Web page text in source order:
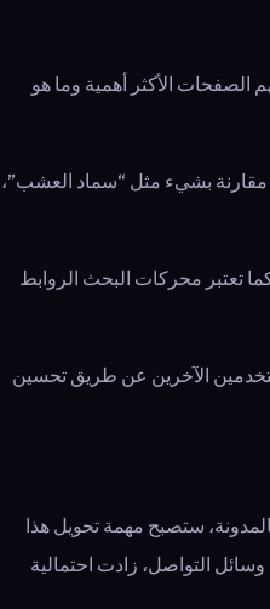
الصفحات الأكثر أهمية وما هو
مقارنة بشيء مثل “سماد العشب”،
تعتبر محركات البحث الروابط
الآخرين عن طريق تحسين
ستصبح مهمة تحويل هذا
التواصل، زادت احتمالية